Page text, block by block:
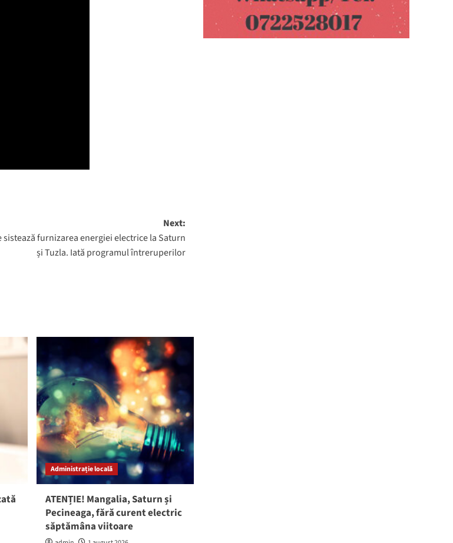
Next:
sistează furnizarea energiei electrice la Saturn
și Tuzla. Iată programul întreruperilor
Administrație locală
ATENȚIE! Mangalia, Saturn și
Pecineaga, fără curent electric
săptămâna viitoare